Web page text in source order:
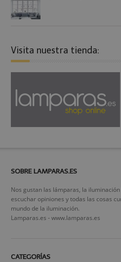
Visita nuestra tienda:
SOBRE LAMPARAS.ES
Nos gustan las lámparas, la
escuchar opiniones y todas las cosas
mundo de la iluminación.
Lamparas.es - www.lamparas.es
CATEGORÍAS